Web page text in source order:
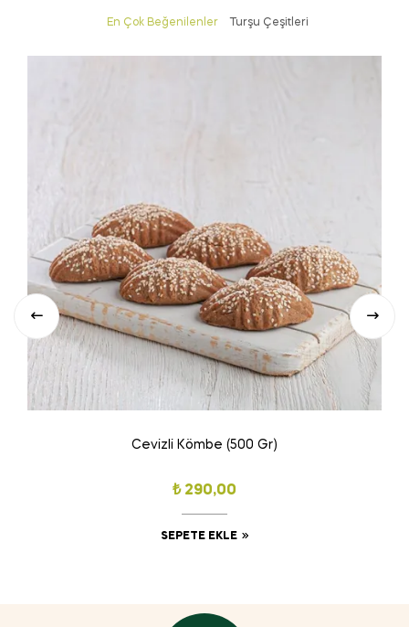
En Çok Beğenilenler Turşu Çeşitleri
Cevizli Kömbe (500 Gr)
₺290,00
SEPETE EKLE